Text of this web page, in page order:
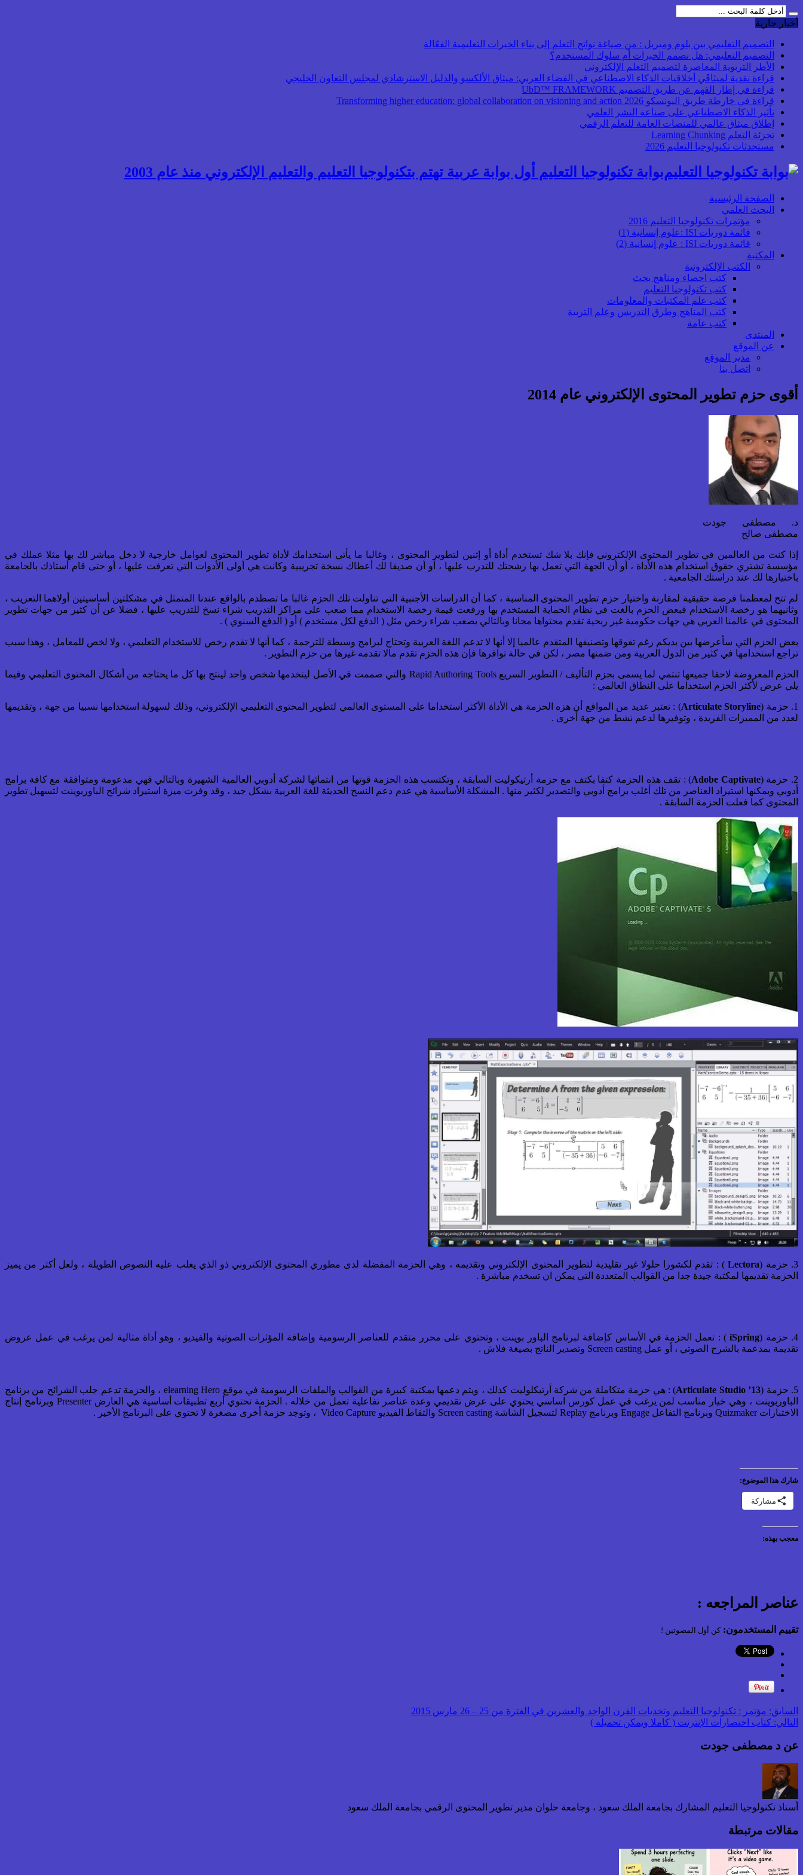
أخبار جارية
التصميم التعليمي بين بلوم وميريل : من صياغة نواتج التعلم إلى بناء الخبرات التعليمية الفعّالة
التصميم التعليمي: هل نصمم الخبرات أم سلوك المستخدم؟
الأطر التربوية المعاصرة لتصميم التعلم الإلكتروني
قراءة نقدية لميثاقَي أخلاقيات الذكاء الاصطناعي في الفضاء العربي: ميثاق الألكسو والدليل الاسترشادي لمجلس التعاون الخليجي
قراءة في إطار الفهم عن طريق التصميم UbD™ FRAMEWORK
قراءة في خارطة طريق اليونسكو 2026 Transforming higher education: global collaboration on visioning and action
تأثير الذكاء الاصطناعي على صناعة النشر العلمي
إطلاق ميثاق عالمي للمنصات العامة للتعلم الرقمي
تجزئة التعلم Learning Chunking
مستحدثات تكنولوجيا التعليم 2026
بوابة تكنولوجيا التعليم أول بوابة عربية تهتم بتكنولوجيا التعليم والتعليم الإلكتروني منذ عام 2003
الصفحة الرئيسية
البحث العلمي
مؤتمرات تكنولوجيا التعليم 2016
قائمة دوريات ISI :علوم إنسانية (1)
قائمة دوريات ISI : علوم إنسانية (2)
المكتبة
الكتب الإلكترونية
كتب احصاء ومناهج بحث
كتب تكنولوجيا التعليم
كتب علم المكتبات والمعلومات
كتب المناهج وطرق التدريس وعلم التربية
كتب عامة
المنتدى
عن الموقع
مدير الموقع
اتصل بنا
أقوى حزم تطوير المحتوى الإلكتروني عام 2014
د. مصطفى جودت
مصطفى صالح
إذا كنت من العالمين في تطوير المحتوى الإلكتروني فإنك بلا شك تستخدم أداة أو إثنين لتطوير المحتوى ، وغالبا ما يأتي استخدامك لأداة تطوير المحتوى لعوامل خارجية لا دخل مباشر لك بها مثلا عملك في
مؤسسة تشتري حقوق استخدام هذه الأداة ، أو أن الجهة التي تعمل بها رشحتك للتدرب عليها ، أو أن صديقا لك أعطاك نسخة تجريبية وكانت هي أولى الأدوات التي تعرفت عليها ، أو حتى قام أستاذك بالجامعة
باختيارها لك عند دراستك الجامعية .
لم تتح لمعظمنا فرصة حقيقية لمقارنة واختيار حزم تطوير المحتوى المناسبة ، كما أن الدراسات الأجنبية التي تناولت تلك الحزم غالبا ما تصطدم بالواقع عندنا المتمثل في مشكلتين أساسيتين أولاهما التعريب ،
وثانيهما هو رخصة الاستخدام فبعض الحزم بالغت في نظام الحماية المستخدم بها ورفعت قيمة رخصة الاستخدام مما صعب على مراكز التدريب شراء نسخ للتدريب عليها ، فضلا عن أن كثير من جهات تطوير
المحتوى في عالمنا العربي هي جهات حكومية غير ربحية تقدم محتواها مجانا وبالتالي يصعب شراء رخص مثل ( الدفع لكل مستخدم ) أو ( الدفع السنوي ) .
بعض الحزم التي سأعرضها بين يديكم رغم تفوقها وتصنيفها المتقدم عالميا إلا أنها لا تدعم اللغة العربية وتحتاج لبرامج وسيطة للترجمة ، كما أنها لا تقدم رخص للاستخدام التعليمي ، ولا لخص للمعامل ، وهذا سبب
تراجع استخدامها في كثير من الدول العربية ومن ضمنها مصر ، لكن في حالة توافرها فإن هذه الحزم تقدم مالا تقدمه غيرها من حزم التطوير .
الحزم المعروضة لاحقا جميعها تنتمي لما يسمى بحزم التأليف / التطوير السريع Rapid Authoring Tools والتي صممت في الأصل ليتخدمها شخص واحد لينتج بها كل ما يحتاجه من أشكال المحتوى التعليمي وفيما
يلي عرض لأكثر الحزم استخداما على النطاق العالمي :
1. حزمة ( Articulate Storyline) : تعتبر عديد من المواقع أن هزه الحزمة هي الأداة الأكثر استخداما على المستوى العالمي لتطوير المحتوى التعليمي الإلكتروني، وذلك لسهولة استخدامها نسبيا من جهة ، وتقديمها
لعدد من المميزات الفريدة ، وتوفيرها لدعم نشط من جهة أخرى .
2. حزمة ( Adobe Captivate) : تقف هذه الحزمة كتفا بكتف مع حزمة أرتيكوليت السابقة ، وتكتسب هذه الحزمة قوتها من انتمائها لشركة أدوبي العالمية الشهيرة وبالتالي فهي مدعومة ومتوافقة مع كافة برامج
أدوبي ويمكنها استيراد العناصر من تلك أغلب برامج أدوبي والتصدير لكثير منها . المشكلة الأساسية هي عدم دعم النسخ الحديثة للغة العربية بشكل جيد ، وقد وفرت ميزة استيراد شرائح الباوربوينت لتسهيل تطوير
المحتوى كما فعلت الحزمة السابقة .
3. حزمة ( Lectora) : تقدم لكشورا حلولا غير تقليدية لتطوير المحتوى الإلكتروني وتقديمه ، وهي الحزمة المفضلة لدى مطوري المحتوى الإلكتروني ذو الذي يغلب عليه النصوص الطويلة ، ولعل أكثر من يميز
الحزمة تقديمها لمكتبة جيدة جدا من القوالب المتعددة التي يمكن ان تسخدم مباشرة .
4. حزمة ( iSpring) : تعمل الحزمة في الأساس كإضافة لبرنامج الباور بوينت ، وتحتوي على محرر متقدم للعناصر الرسومية وإضافة المؤثرات الصوتية والفيديو ، وهو أداة مثالية لمن يرغب في عمل عروض
تقديمة بمدعمة بالشرح الصوتي ، أو عمل Screen casting وتصدير الناتج بصيغة فلاش .
5. حزمة ( Articulate Studio ’13
) : هي حزمة متكاملة من شركة أرتيكلوليت كذلك ، ويتم دعمها بمكتبة كبيرة من القوالب والملفات الرسومية في موقع elearning Hero ، والحزمة تدعم جلب الشرائح من برنامج
الباوربوينت ، وهي خيار مناسب لمن يرغب في عمل كورس اساسي يحتوي على عرض تقديمي وعدة عناصر تفاعلية تعمل من خلاله . الحزمة تحتوي أربع تطبيقات أساسية هي العارض Presenter وبرنامج إنتاج
الاختبارات Quizmaker وبرنامج التفاعل Engage وبرنامج Replay لتسجيل الشاشة Screen casting والتقاط الفيديو Video Capture ، وتوجد حزمة أخرى مصغرة لا تحتوي على البرنامج الأخير .
شارك هذا الموضوع:
مشاركة
معجب بهذه:
عناصر المراجعه :
تقييم المستخدمون:كن أول المصوتين !
السابق: مؤتمر : تكنولوجيا التعليم وتحديات القرن الواحد والعشرين في الفترة من 25 – 26 مارس 2015
التالي: كتاب اختصارات الإنترنت ( كاملا ويمكن تحميله )
عن د مصطفى جودت
أستاذ تكنولوجيا التعليم المشارك بجامعة الملك سعود ، وجامعة حلوان مدير تطوير المحتوى الرقمي بجامعة الملك سعود
مقالات مرتبطة